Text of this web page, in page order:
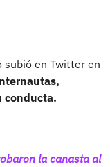
subió en Twitter en
conducta.
la canasta al